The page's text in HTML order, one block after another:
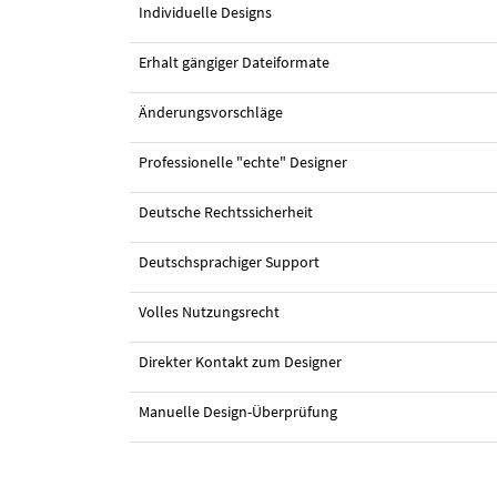
Individuelle Designs
Erhalt gängiger Dateiformate
Änderungsvorschläge
Professionelle "echte" Designer
Deutsche Rechtssicherheit
Deutschsprachiger Support
Volles Nutzungsrecht
Direkter Kontakt zum Designer
Manuelle Design-Überprüfung